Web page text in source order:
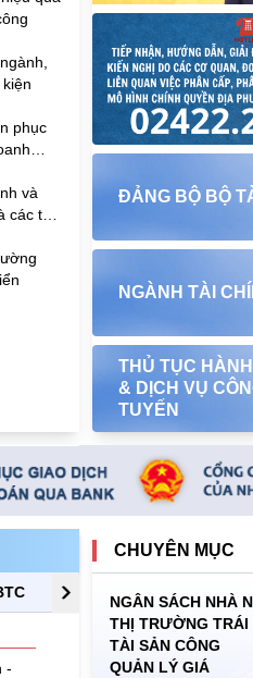
phục
và
tập
ĐẢNG BỘ BỘ
NGÀNH TÀI
THỦ TỤC
& DỊCH VỤ
TUYẾN
THỐNG KÊ
-
CHUYÊN MỤC
NGÂN SÁCH NHÀ
THỊ TRƯỜNG TRÁI
TÀI SẢN CÔNG
QUẢN LÝ GIÁ